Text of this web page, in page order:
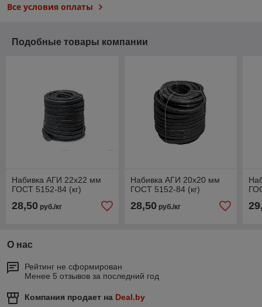
Все условия оплаты
Подобные товары компании
Набивка АГИ 22х22 мм
ГОСТ 5152-84 (кг)
28,50 руб./кг
Набивка АГИ 20х20 мм
ГОСТ 5152-84 (кг)
28,50руб./кг
О нас
Рейтинг не сформирован
Менее 5 отзывов за последний год
Компания продает на Deal.by